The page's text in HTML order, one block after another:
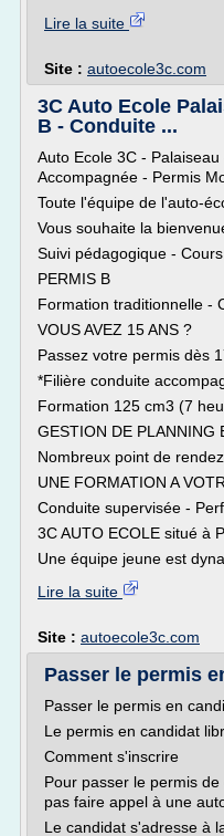
Lire la suite
Site : autoecole3c.com
3C Auto Ecole
B - Conduite ...
Auto Ecole 3C -
Accompagnée - Permis
Toute l'équipe de l'auto-
Vous souhaite la
Suivi pédagogique -
PERMIS B
Formation traditionnelle -
VOUS AVEZ 15 ANS ?
Passez votre permis dès
*Filière conduite
Formation 125 cm3 (7
GESTION DE PLANNING
Nombreux point de
UNE FORMATION A
Conduite supervisée -
3C AUTO ECOLE situé à
Une équipe jeune est
Lire la suite
Site : autoecole3c.com
Passer le permis
Passer le permis en
Le permis en candidat
Comment s'inscrire
Pour passer le permis
pas faire appel à une
Le candidat s'adresse à